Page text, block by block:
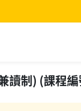
讀制) (課程